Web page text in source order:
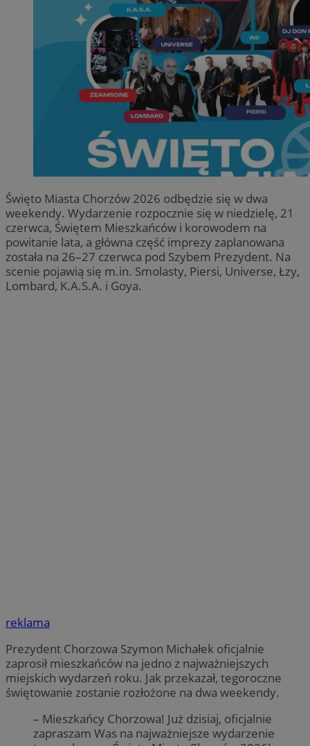
Święto Miasta Chorzów 2026 odbędzie się w dwa
weekendy. Wydarzenie rozpocznie się w niedzielę, 21
czerwca, Świętem Mieszkańców i korowodem na
powitanie lata, a główna część imprezy zaplanowana
została na 26–27 czerwca pod Szybem Prezydent. Na
scenie pojawią się m.in. Smolasty, Piersi, Universe, Łzy,
Lombard, K.A.S.A. i Goya.
reklama
Prezydent Chorzowa Szymon Michałek oficjalnie
zaprosił mieszkańców na jedno z najważniejszych
miejskich wydarzeń roku. Jak przekazał, tegoroczne
świętowanie zostanie rozłożone na dwa weekendy.
– Mieszkańcy Chorzowa! Już dzisiaj, oficjalnie
zapraszam Was na najważniejsze wydarzenie